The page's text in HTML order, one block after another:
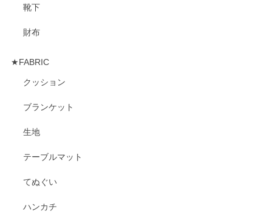
靴下
財布
★FABRIC
クッション
ブランケット
生地
テーブルマット
てぬぐい
ハンカチ